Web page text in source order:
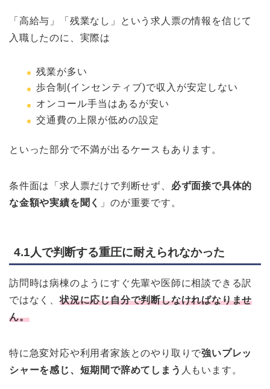
「高給与」「残業なし」という求人票の情報を信じて
入職したのに、実際は
残業が多い
歩合制(インセンティブ)で収入が安定しない
オンコール手当はあるが安い
交通費の上限が低めの設定
といった部分で不満が出るケースもあります。
条件面は「求人票だけで判断せず、 必ず面接で具体的
な金額や実績を聞く
」のが重要です。
4.1人で判断する重圧に耐えられなかった
訪問時は病棟のようにすぐ先輩や医師に相談できる訳
ではなく、状況に応じ自分で判断しなければなりませ
ん。
特に急変対応や利用者家族とのやり取りで強いプレッ
シャーを感じ、短期間で辞めてしまう 人もいます。